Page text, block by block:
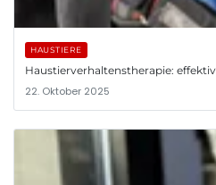
HAUSTIERE
Haustierverhaltenstherapie:
22. Oktober 2025